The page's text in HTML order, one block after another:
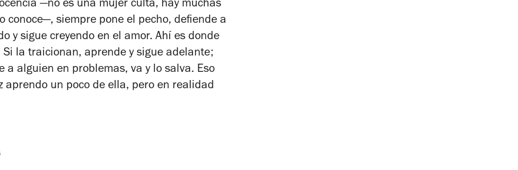
—no es una mujer culta, hay muchas
conoce—, siempre pone el pecho, defiende a
y sigue creyendo en el amor. Ahí es donde
la traicionan, aprende y sigue adelante;
a alguien en problemas, va y lo salva. Eso
aprendo un poco de ella, pero en realidad